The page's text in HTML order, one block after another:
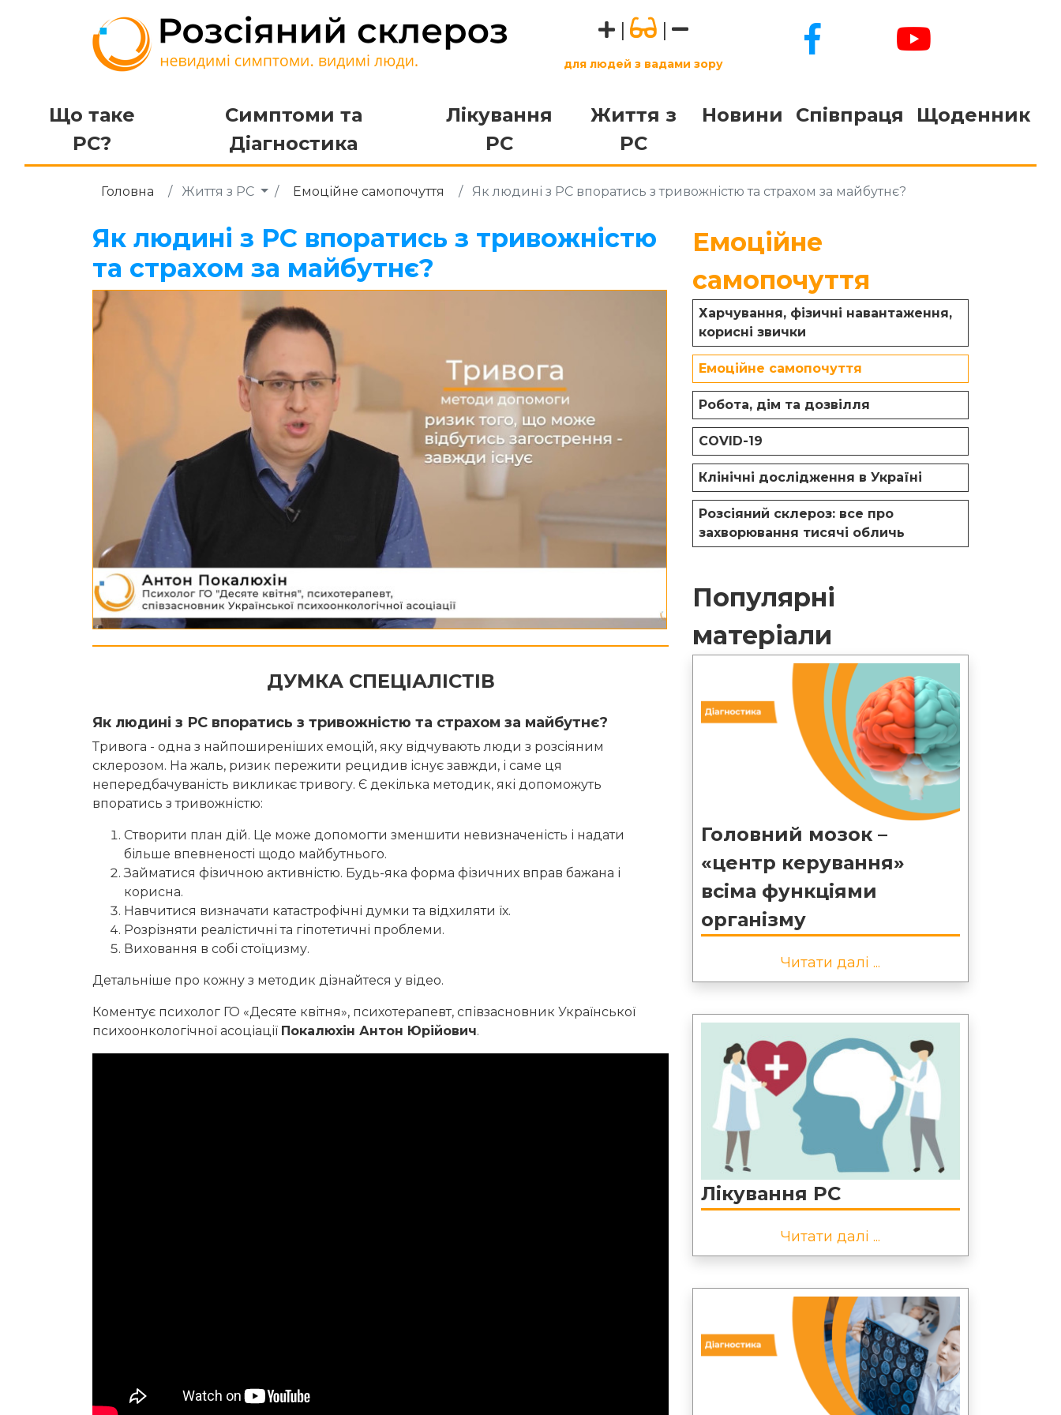
| |
для людей з вадами зору
Що таке
РС?
Симптоми та
Діагностика
Лікування
РС
Життя з
РС
Новини Співпраця Щоденник
Головна Життя з РС Емоційне самопочуття Як людині з РС впоратись з тривожністю та страхом за майбутнє?
Як людині з РС впоратись з тривожністю
та страхом за майбутнє?
ДУМКА СПЕЦІАЛІСТІВ
Як людині з РС впоратись з тривожністю та страхом за майбутнє?
Тривога - одна з найпоширеніших емоцій, яку відчувають люди з розсіяним
склерозом. На жаль, ризик пережити рецидив існує завжди, і саме ця
непередбачуваність викликає тривогу. Є декілька методик, які допоможуть
впоратись з тривожністю:
Створити план дій. Це може допомогти зменшити невизначеність і надати
більше впевненості щодо майбутнього.
Займатися фізичною активністю. Будь-яка форма фізичних вправ бажана і
корисна.
Навчитися визначати катастрофічні думки та відхиляти їх.
Розрізняти реалістичні та гіпотетичні проблеми.
Виховання в собі стоїцизму.
Детальніше про кожну з методик дізнайтеся у відео.
Коментує психолог ГО «Десяте квітня», психотерапевт, співзасновник Української
психоонкологічної асоціації Покалюхін Антон Юрійович.
Емоційне
самопочуття
Харчування, фізичні навантаження,
корисні звички
Емоційне самопочуття
Робота, дім та дозвілля
COVID-19
Клінічні дослідження в Україні
Розсіяний склероз: все про
захворювання тисячі обличь
Популярні
матеріали
Головний мозок –
«центр керування»
всіма функціями
організму
Читати далі ...
Лікування РС
Читати далі ...